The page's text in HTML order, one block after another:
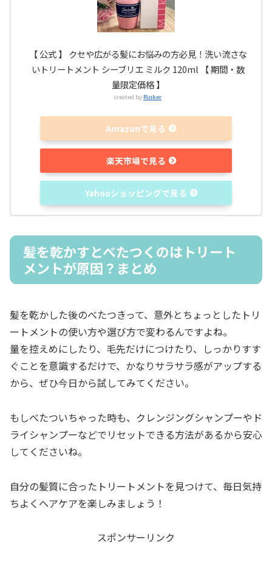
【 公式 】 クセや広がる髪にお悩みの方必見！洗い流さな
いトリートメント シーブリエ ミルク 120ml 【 期間・数
量限定価格 】
created by Rinker
Amazonで見る
楽天市場で見る
Yahooショッピングで見る
髪を乾かすとべたつくのはトリート
メントが原因？まとめ
髪を乾かした後のべたつきって、意外とちょっとしたトリ
ートメントの使い方や選び方で変わるんですよね。
量を控えめにしたり、毛先だけにつけたり、しっかりすす
ぐことを意識するだけで、かなりサラサラ感がアップする
から、ぜひ今日から試してみてください。
もしべたついちゃった時も、クレンジングシャンプーやド
ライシャンプーなどでリセットできる方法があるから安心
してくださいね。
自分の髪質に合ったトリートメントを見つけて、毎日気持
ちよくヘアケアを楽しみましょう！
スポンサーリンク